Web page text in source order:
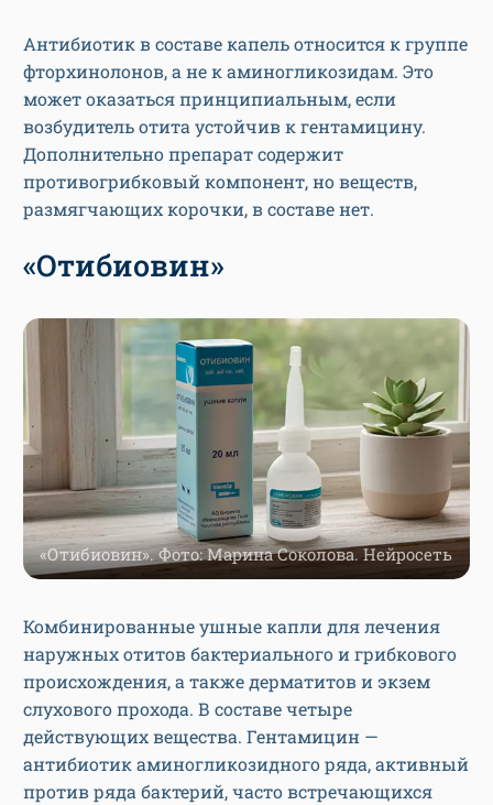
Антибиотик в составе капель относится к группе
фторхинолонов, а не к аминогликозидам. Это
может оказаться принципиальным, если
возбудитель отита устойчив к гентамицину.
Дополнительно препарат содержит
противогрибковый компонент, но веществ,
размягчающих корочки, в составе нет.
«Отибиовин»
«Отибиовин». Фото: Марина Соколова. Нейросеть
Комбинированные ушные капли для лечения
наружных отитов бактериального и грибкового
происхождения, а также дерматитов и экзем
слухового прохода. В составе четыре
действующих вещества. Гентамицин —
антибиотик аминогликозидного ряда, активный
против ряда бактерий, часто встречающихся